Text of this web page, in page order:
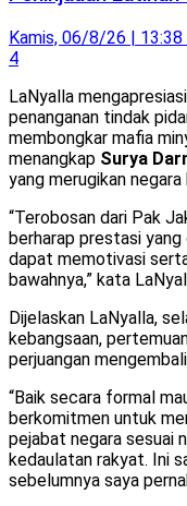
Kamis, 06/8/26 | 13:38
4
LaNyalla
penanganan tindak
membongkar mafia
menangkap Surya
yang merugikan
“Terobosan dari Pak
berharap prestasi
dapat memotivasi
bawahnya,” kata
Dijelaskan LaNyalla,
kebangsaan,
perjuangan
“Baik secara formal
berkomitmen untuk
pejabat negara sesuai
kedaulatan rakyat. Ini
sebelumnya saya